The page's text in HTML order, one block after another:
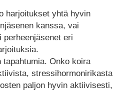
harjoitukset yhtä hyvin
kanssa, vai
eri
tapahtumia. Onko koira
stressihormonirikasta
paljon hyvin aktiivisesti,